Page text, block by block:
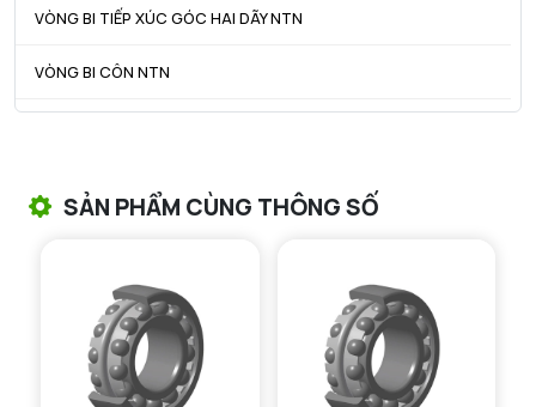
VÒNG BI TIẾP XÚC GÓC HAI DÃY NTN
VÒNG BI CÔN NTN
VÒNG BI KIM NTN
VÒNG BI CHẶN TRỤC NTN
VÒNG BI LĂN TRỤ ĐẨY NTN
SẢN PHẨM CÙNG THÔNG SỐ